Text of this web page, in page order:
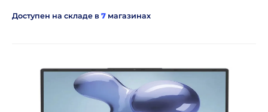
Доступен на складе в 7 магазинах